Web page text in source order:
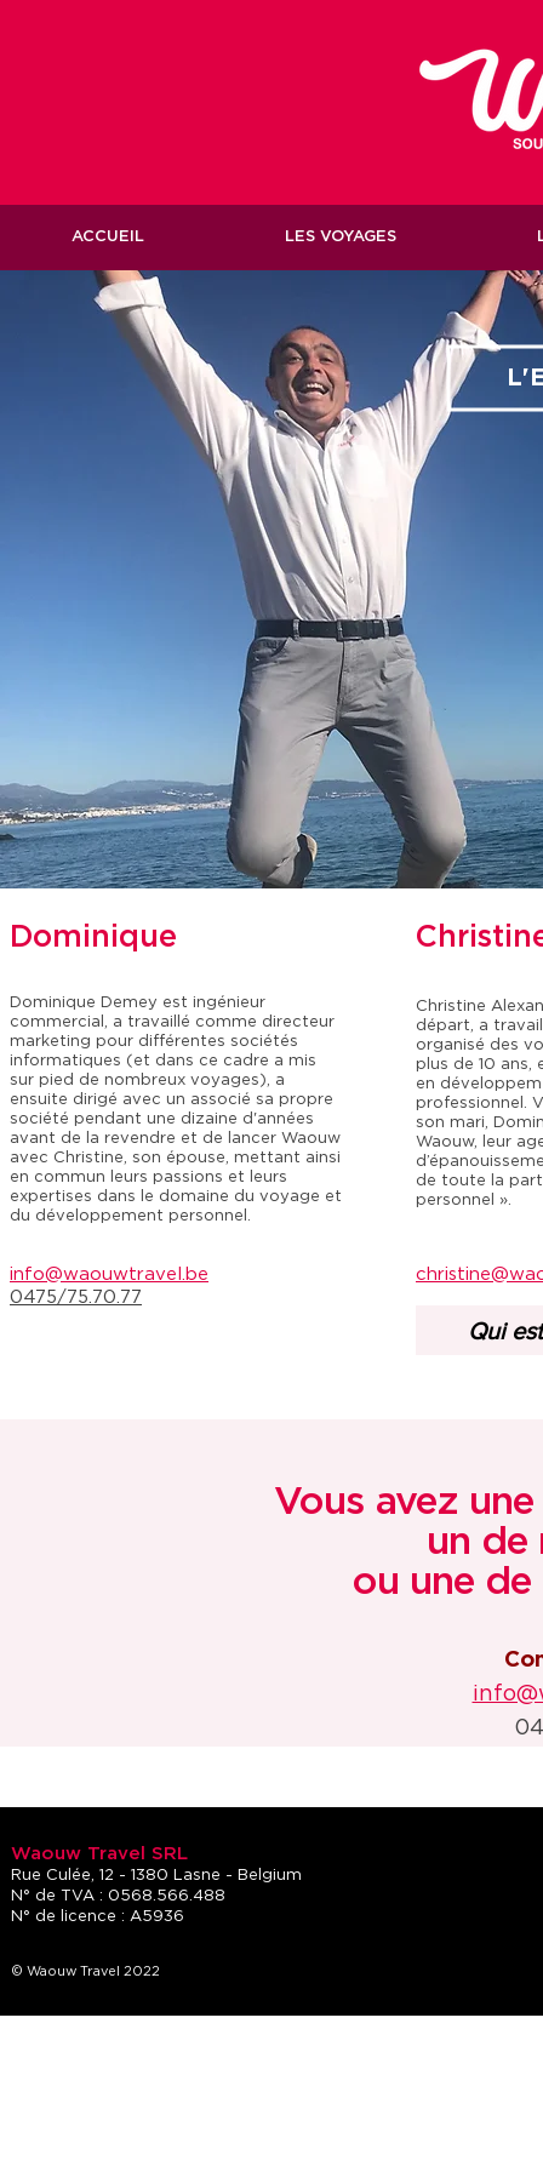
ACCUEIL LES VOYAGES
Dominique
Dominique Demey est ingénieur
commercial, a travaillé comme directeur
marketing pour différentes sociétés
informatiques (et dans ce cadre a mis
sur pied de nombreux voyages), a
ensuite dirigé avec un associé sa propre
société pendant une dizaine d'années
avant de la revendre et de lancer Waouw
avec Christine, son épouse, mettant ainsi
en commun leurs passions et leurs
expertises dans le domaine du voyage et
du développement personnel.
info@waouwtravel.be
0475/75.70.77
Christine
départ, a
organisé des
plus de 10 ans,
en
professionnel.
son mari,
Waouw, leur
de toute la
personnel ».
Qui
Vous avez
un de
ou une de
Waouw Travel SRL
Rue Culée, 12 - 1380 Lasne - Belgium
N° de TVA : 0568.566.488
N° de licence : A5936
© Waouw Travel 2022